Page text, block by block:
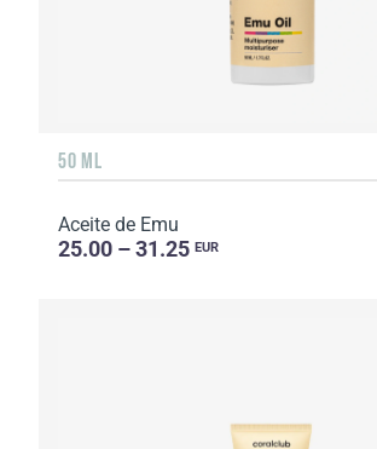
50 ML
Aceite de Emu
25.00 – 31.25 EUR